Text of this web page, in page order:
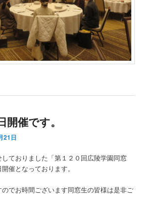
開催です。
21日
ておりました「第１２０回広陵学園同窓
催となっております。
でお時間ございます同窓生の皆様は是非ご